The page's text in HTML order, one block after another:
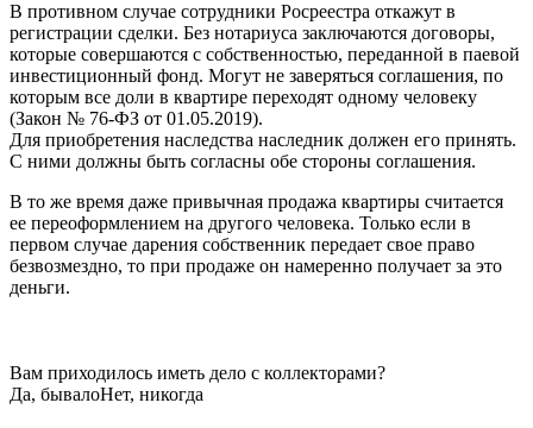
В противном случае сотрудники Росреестра откажут в
регистрации сделки. Без нотариуса заключаются договоры,
которые совершаются с собственностью, переданной в паевой
инвестиционный фонд. Могут не заверяться соглашения, по
которым все доли в квартире переходят одному человеку
(Закон № 76-ФЗ от 01.05.2019).
Для приобретения наследства наследник должен его принять.
С ними должны быть согласны обе стороны соглашения.
В то же время даже привычная продажа квартиры считается
ее переоформлением на другого человека. Только если в
первом случае дарения собственник передает свое право
безвозмездно, то при продаже он намеренно получает за это
деньги.
Вам приходилось иметь дело с коллекторами?
Да, бывалоНет, никогда